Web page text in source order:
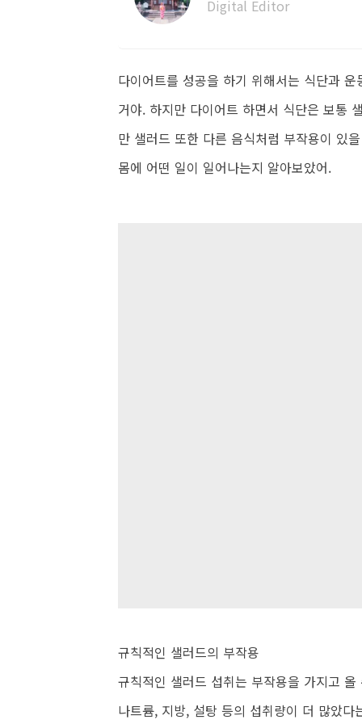
Digital Editor
다이어트를 성공을 하기 위해서는 식단과
거야. 하지만 다이어트 하면서 식단은 보통
만 샐러드 또한 다른 음식처럼 부작용이 있
몸에 어떤 일이 일어나는지 알아보았어.
규칙적인 샐러드의 부작용
규칙적인 샐러드 섭취는 부작용을 가지고
나트륨, 지방, 설탕 등의 섭취량이 더 많았